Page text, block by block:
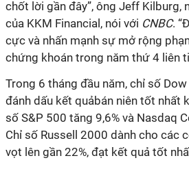
chốt lời gần đây”, ông Jeff Kilburg,
của KKM Financial, nói với CNBC.
cực và nhấn mạnh sự mở rộng
chứng khoán trong năm thứ 4 liên
Trong 6 tháng đầu năm, chỉ số
đánh dấu kết quảbán niên tốt nhất
số S&P 500 tăng 9,6% và Nasdaq
Chỉ số Russell 2000 dành cho các
vọt lên gần 22%, đạt kết quả tốt